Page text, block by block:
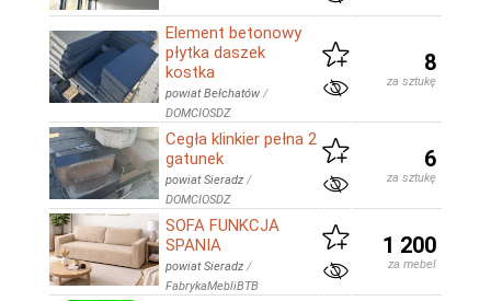
Element betonowy
płytka daszek
kostka
powiat Bełchatów /
DOMCIOSDZ
8
za sztukę
Cegła klinkier pełna 2
gatunek
powiat Sieradz /
DOMCIOSDZ
6
za sztukę
SOFA FUNKCJA
SPANIA
powiat Sieradz /
FabrykaMebliBTB
1 200
za mebel